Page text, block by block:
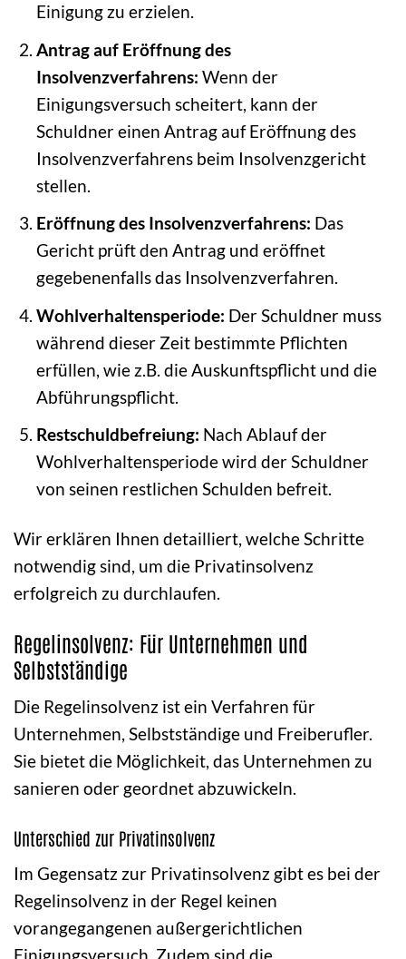
Einigung zu erzielen.
Antrag auf Eröffnung des
Insolvenzverfahrens: Wenn der
Einigungsversuch scheitert, kann der
Schuldner einen Antrag auf Eröffnung des
Insolvenzverfahrens beim Insolvenzgericht
stellen.
Eröffnung des Insolvenzverfahrens: Das
Gericht prüft den Antrag und eröffnet
gegebenenfalls das Insolvenzverfahren.
Wohlverhaltensperiode: Der Schuldner muss
während dieser Zeit bestimmte Pflichten
erfüllen, wie z.B. die Auskunftspflicht und die
Abführungspflicht.
Restschuldbefreiung: Nach Ablauf der
Wohlverhaltensperiode wird der Schuldner
von seinen restlichen Schulden befreit.
Wir erklären Ihnen detailliert, welche Schritte
notwendig sind, um die Privatinsolvenz
erfolgreich zu durchlaufen.
Regelinsolvenz: Für Unternehmen und
Selbstständige
Die Regelinsolvenz ist ein Verfahren für
Unternehmen, Selbstständige und Freiberufler.
Sie bietet die Möglichkeit, das Unternehmen zu
sanieren oder geordnet abzuwickeln.
Unterschied zur Privatinsolvenz
Im Gegensatz zur Privatinsolvenz gibt es bei der
Regelinsolvenz in der Regel keinen
vorangegangenen außergerichtlichen